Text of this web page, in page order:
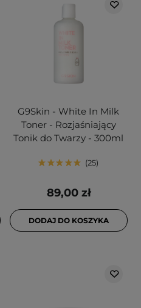
G9Skin - White In Milk
Toner - Rozjaśniający
Tonik do Twarzy - 300ml
25
89,00 zł
DODAJ DO KOSZYKA